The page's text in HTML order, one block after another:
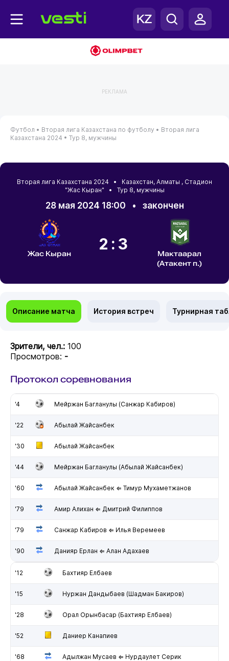
РЕКЛАМА
Футбол • Вторая лига Казахстана по футболу • Вторая лига
Казахстана 2024 • Тур 8, мужчины
Вторая лига Казахстана 2024 • Казахстан, Алматы , Стадион
"Жас Кыран" • Тур 8, мужчины
28 мая 2024 18:00 • закончен
Жас Кыран
2:3
Мактаарал
(Атакент п.)
Описание матча История встреч Турнирная
Зрители, чел.: 100
Просмотров: -
Протокол соревнования
'4 Мейржан Багланулы (Санжар Кабиров)
'22 Абылай Жайсанбек
'30 Абылай Жайсанбек
'44 Мейржан Багланулы (Абылай Жайсанбек)
'60 Абылай Жайсанбек ⇐ Тимур Мухаметжанов
'79 Амир Алихан ⇐ Дмитрий Филиппов
'79 Санжар Кабиров ⇐ Илья Веремеев
'90 Данияр Ерлан ⇐ Алан Адахаев
'12 Бахтияр Елбаев
'15 Нуржан Дандыбаев (Шадман Бакиров)
'28 Орал Орынбасар (Бахтияр Елбаев)
'52 Даниер Канапиев
'68 Адылжан Мусаев ⇐ Нурдаулет Серик